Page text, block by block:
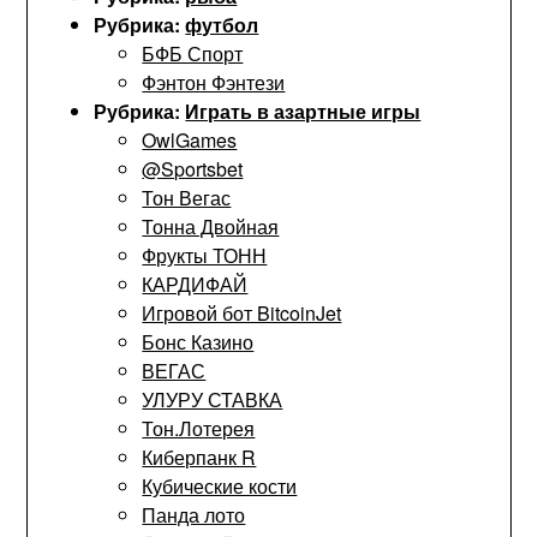
Рубрика:футбол
БФБ Спорт
Фэнтон Фэнтези
Рубрика: Играть в азартные игры
OwlGames
@Sportsbet
Тон Вегас
Тонна Двойная
Фрукты ТОНН
КАРДИФАЙ
Игровой бот BitcoinJet
Бонс Казино
ВЕГАС
УЛУРУ СТАВКА
Тон.Лотерея
Киберпанк R
Кубические кости
Панда лото